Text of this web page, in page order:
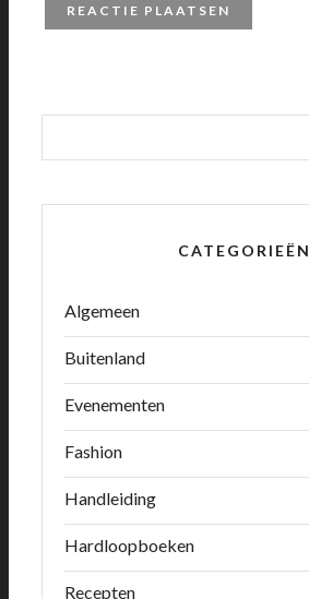
CATEGORIEËN
Algemeen
Buitenland
Evenementen
Fashion
Handleiding
Hardloopboeken
Recepten